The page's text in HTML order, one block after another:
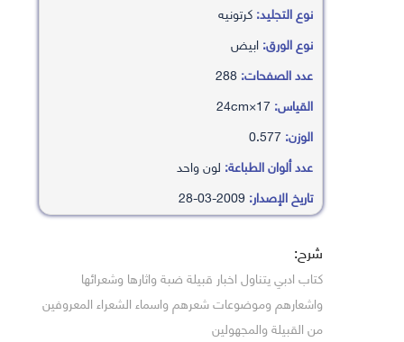
نوع التجليد:كرتونيه
نوع الورق:ابيض
عدد الصفحات:
القياس:
الوزن:
عدد ألوان الطباعة: لون واحد
تاريخ الإصدار:
شرح:
كتاب ادبي يتناول اخبار قبيلة ضبة واثارها وشعرائها
واشعارهم وموضوعات شعرهم واسماء الشعراء المعروفين
من القبيلة والمجهولين